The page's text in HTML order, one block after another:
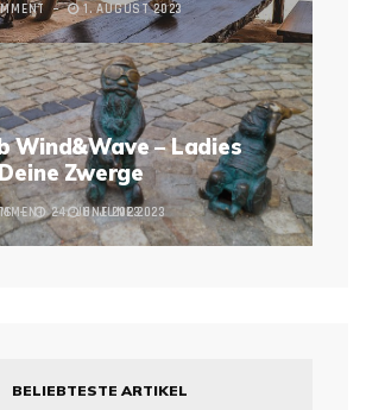
1. AUGUST 2023
Zwerge
24. JUNE 2023
Wind&Wave – Ladies
6. JUNE 2023
BELIEBTESTE ARTIKEL